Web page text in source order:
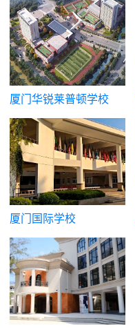
厦门华锐莱普顿学校
厦门国际学校